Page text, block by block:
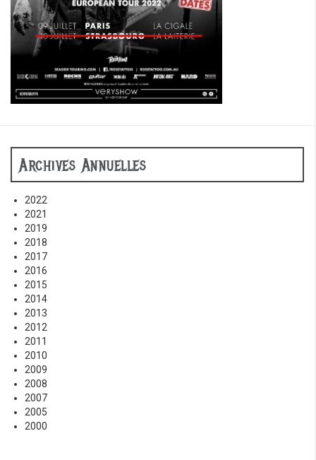
Archives Annuelles
2022
2021
2019
2018
2017
2016
2015
2014
2013
2012
2011
2010
2009
2008
2007
2005
2000